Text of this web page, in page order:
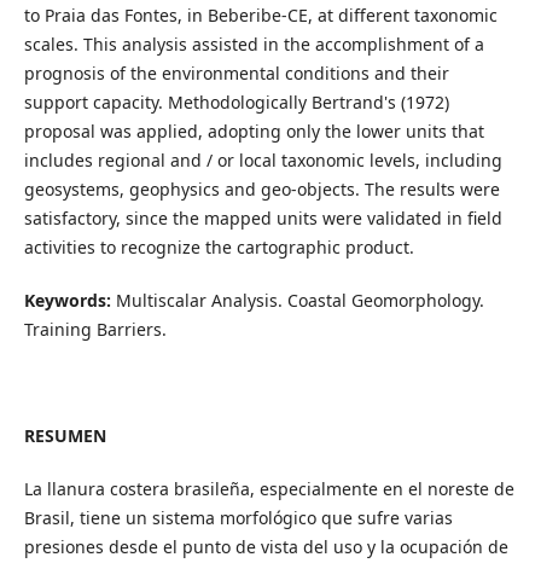
to Praia das Fontes, in Beberibe-CE, at different taxonomic
scales. This analysis assisted in the accomplishment of a
prognosis of the environmental conditions and their
support capacity. Methodologically Bertrand's (1972)
proposal was applied, adopting only the lower units that
includes regional and / or local taxonomic levels, including
geosystems, geophysics and geo-objects. The results were
satisfactory, since the mapped units were validated in field
activities to recognize the cartographic product.
Keywords: Multiscalar Analysis. Coastal Geomorphology.
Training Barriers.
RESUMEN
La llanura costera brasileña, especialmente en el noreste de
Brasil, tiene un sistema morfológico que sufre varias
presiones desde el punto de vista del uso y la ocupación de